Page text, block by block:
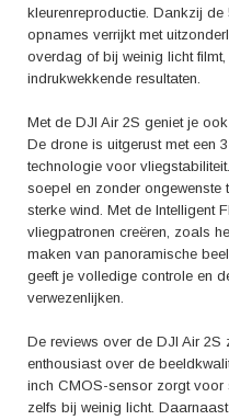
kleurenreproductie. Dankzij
opnames verrijkt met
overdag of bij weinig licht
indrukwekkende resultaten.
Met de DJI Air 2S geniet je
De drone is uitgerust met een
technologie voor
soepel en zonder ongewenste
sterke wind. Met de Intelligent
vliegpatronen creëren, zoals
maken van panoramische
geeft je volledige controle en
verwezenlijken.
De reviews over de DJI Air 2S
enthousiast over de
inch CMOS-sensor zorgt voor
zelfs bij weinig licht.